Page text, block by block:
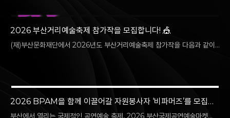
2026 부산거리예술축제 참가작을 모집합니다! 🎪
(재)부산문화재단에서 2026년도 부산거리예술축제 참가작을 다음과 같이
2026 BPAM을 함께 이끌어갈 자원봉사자 ‘비파머즈’를 모집합
니다! 🌱
부산에서 열리는 국제적인 공연예술 축제, 2026 부산국제공연예술마켓